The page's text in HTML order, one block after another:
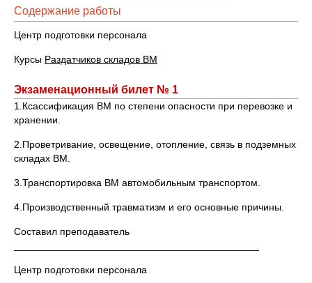
Содержание работы
Центр подготовки персонала
Курсы Раздатчиков складов ВМ
Экзаменационный билет № 1
1.Ксассификация ВМ по степени опасности при перевозке и
хранении.
2.Проветривание, освещение, отопление, связь в подземных
складах ВМ.
3.Транспортировка ВМ автомобильным транспортом.
4.Производственный травматизм и его основные причины.
Составил преподаватель
Центр подготовки персонала